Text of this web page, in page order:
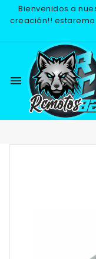
Bienvenidos a
creación!!
menu
Inicio RECAMBIOS